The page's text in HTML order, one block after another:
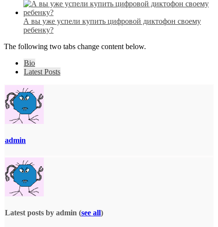
А вы уже успели купить цифровой диктофон своему
ребенку?
The following two tabs change content below.
Bio
Latest Posts
admin
Latest posts by admin (see all)